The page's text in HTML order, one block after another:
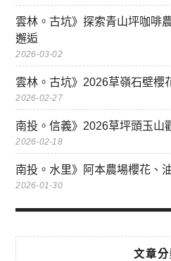
雲林。古坑》探索青山坪咖啡
邂逅
2026-03-02
雲林。古坑》2026草嶺石壁櫻
2026-02-27
南投。信義》2026草坪頭玉山
2026-02-18
南投。水里》阿本農場櫻花、
2026-01-30
文章分